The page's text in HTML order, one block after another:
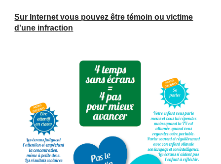
Sur Internet vous pouvez être témoin ou victime
d'une infraction